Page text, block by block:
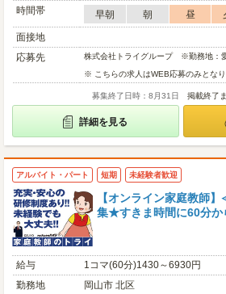
時間帯
早朝 朝 昼
面接地
応募先
株式会社トライグループ ※勤務地：
※ こちらの求人はWEB応募のみとな
募集終了日時：8月31日 掲載終了
詳細を見る
アルバイト・パート 短期 未経験者歓迎
【オンライン家庭教師
集★すきま時間に60分
給与
1コマ(60分)1430～6930円
勤務地
岡山市 北区